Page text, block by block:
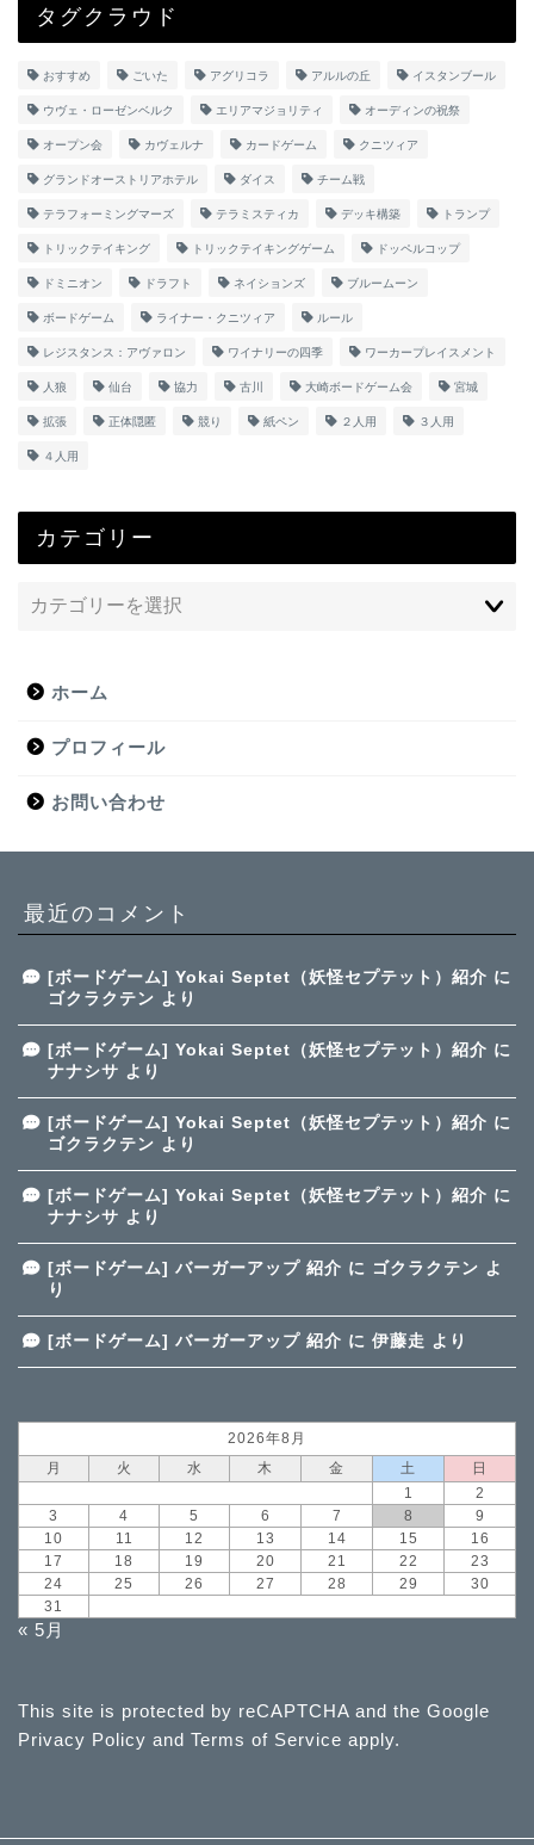
タグクラウド
おすすめ ごいた アグリコラ アルルの丘 イスタンブール
ウヴェ・ローゼンベルク エリアマジョリティ オーディンの祝祭
オープン会 カヴェルナ カードゲーム クニツィア
グランドオーストリアホテル ダイス チーム戦
テラフォーミングマーズ テラミスティカ デッキ構築 トランプ
トリックテイキング トリックテイキングゲーム ドッペルコップ
ドミニオン ドラフト ネイションズ ブルームーン
ボードゲーム ライナー・クニツィア ルール
レジスタンス：アヴァロン ワイナリーの四季 ワーカープレイスメント
人狼 仙台 協力 古川 大崎ボードゲーム会 宮城
拡張 正体隠匿 競り 紙ペン ２人用 ３人用
４人用
カテゴリー
ホーム
プロフィール
お問い合わせ
最近のコメント
[ボードゲーム] Yokai Septet（妖怪セプテット）紹介 に
ゴクラクテン より
[ボードゲーム] Yokai Septet（妖怪セプテット）紹介 に
ナナシサ より
[ボードゲーム] Yokai Septet（妖怪セプテット）紹介 に
ゴクラクテン より
[ボードゲーム] Yokai Septet（妖怪セプテット）紹介 に
ナナシサ より
[ボードゲーム] バーガーアップ 紹介 に ゴクラクテン よ
り
[ボードゲーム] バーガーアップ 紹介 に 伊藤走 より
2026年8月
月
火 水 木 金 土
日
1
2
3
4 5 6 7 8
9
10
11 12 13 14 15
16
17
18 19 20 21 22
23
24
25 26 27 28 29
30
31
« 5月
This site is protected by reCAPTCHA and the Google
Privacy Policy and Terms of Service apply.